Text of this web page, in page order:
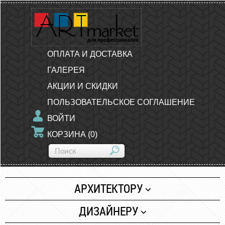
ОПЛАТА И ДОСТАВКА
ГАЛЕРЕЯ
АКЦИИ И СКИДКИ
ПОЛЬЗОВАТЕЛЬСКОЕ СОГЛАШЕНИЕ
ВОЙТИ
КОРЗИНА (0)
АРХИТЕКТОРУ
Бумага
ДИЗАЙНЕРУ